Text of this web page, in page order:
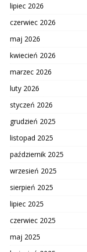
lipiec 2026
czerwiec 2026
maj 2026
kwiecień 2026
marzec 2026
luty 2026
styczeń 2026
grudzień 2025
listopad 2025
październik 2025
wrzesień 2025
sierpień 2025
lipiec 2025
czerwiec 2025
maj 2025